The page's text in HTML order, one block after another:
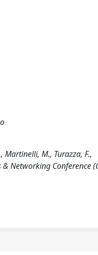
M., Turazza, F.,
Networking Conference